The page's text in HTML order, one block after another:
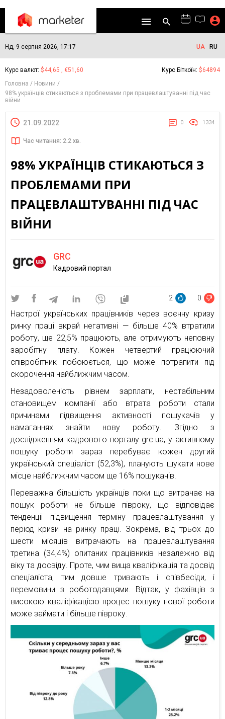
Нд, 9 серпня 2026, 17:17 UA RU
Курс валют: $44,65 , €51,60 Курс Біткоїн: $64894
Головна
Новини
98% українців стикаються з проблемами при працевлаштуванні під час
війни
21.09.2022 0 1334
Час читання: 2.2 хв.
98% УКРАЇНЦІВ СТИКАЮТЬСЯ З
ПРОБЛЕМАМИ ПРИ
ПРАЦЕВЛАШТУВАННІ ПІД ЧАС
ВІЙНИ
GRC
Кадровий портал
2 0
Настрої українських працівників через воєнну кризу
ринку праці вкрай негативні — більше 40% втратили
роботу, ще 22,5% працюють, але отримують неповну
заробітну плату. Кожен четвертий працюючий
співробітник побоюється, що може потрапити під
скорочення найближчим часом.
Незадоволеність рівнем зарплати, нестабільним
становищем компанії або втрата роботи стали
причинами підвищення активності пошукачів у
намаганнях знайти нову роботу. Згідно з
дослідженням кадрового порталу grc.ua, у активному
пошуку роботи зараз перебуває кожен другий
український спеціаліст (52,3%), планують шукати нове
місце найближчим часом ще 16% пошукачів.
Переважна більшість українців поки що витрачає на
пошук роботи не більше півроку, що відповідає
тенденції підвищення терміну працевлаштування у
період кризи на ринку праці. Зокрема, від трьох до
шести місяців витрачають на працевлаштування
третина (34,4%) опитаних працівників незалежно від
віку та досвіду. Проте, чим вища кваліфікація та досвід
спеціаліста, тим довше тривають і співбесіди, і
перемовини з роботодавцями. Відтак, у фахівців з
високою кваліфікацією процес пошуку нової роботи
може займати і більше півроку.